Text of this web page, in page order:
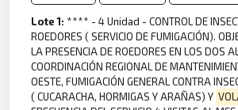
Lote 1: **** - 4 Unidad - CONTROL DE
ROEDORES ( SERVICIO DE FUMIGACIÓN).
LA PRESENCIA DE ROEDORES EN LOS DOS
COORDINACIÓN REGIONAL DE
OESTE, FUMIGACIÓN GENERAL CONTRA
( CUCARACHA, HORMIGAS Y ARAÑAS) Y